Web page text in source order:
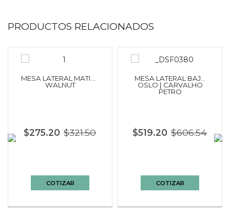
PRODUCTOS RELACIONADOS
MESA LATERAL MATIN |
WALNUT
$275.20 $321.50
COTIZAR
MESA LATERAL BAJA
OSLO | CARVALHO
PETRO
$519.20 $606.54
COTIZAR